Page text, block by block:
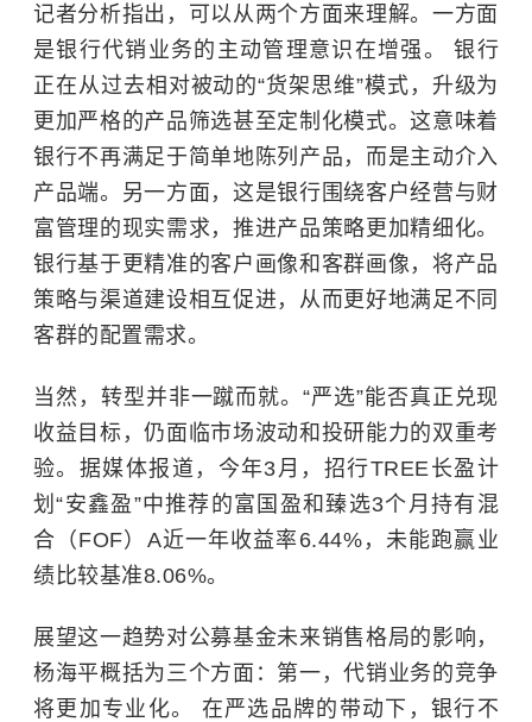
记者分析指出，可以从两个方面来理解。一方面
是银行代销业务的主动管理意识在增强。 银行
正在从过去相对被动的“货架思维”模式，升级为
更加严格的产品筛选甚至定制化模式。这意味着
银行不再满足于简单地陈列产品，而是主动介入
产品端。另一方面，这是银行围绕客户经营与财
富管理的现实需求，推进产品策略更加精细化。
银行基于更精准的客户画像和客群画像，将产品
策略与渠道建设相互促进，从而更好地满足不同
客群的配置需求。
当然，转型并非一蹴而就。“严选”能否真正兑现
收益目标，仍面临市场波动和投研能力的双重考
验。据媒体报道，今年3月，招行TREE长盈计
划“安鑫盈”中推荐的富国盈和臻选3个月持有混
合（FOF）A近一年收益率6.44%，未能跑赢业
绩比较基准8.06%。
展望这一趋势对公募基金未来销售格局的影响，
杨海平概括为三个方面：第一，代销业务的竞争
将更加专业化。 在严选品牌的带动下，银行不